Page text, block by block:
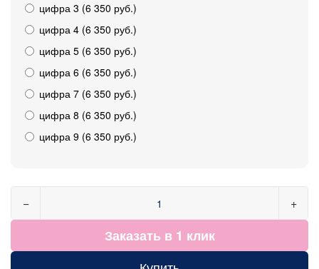
цифра 3 (6 350 руб.)
цифра 4 (6 350 руб.)
цифра 5 (6 350 руб.)
цифра 6 (6 350 руб.)
цифра 7 (6 350 руб.)
цифра 8 (6 350 руб.)
цифра 9 (6 350 руб.)
− +
Заказать в 1 клик